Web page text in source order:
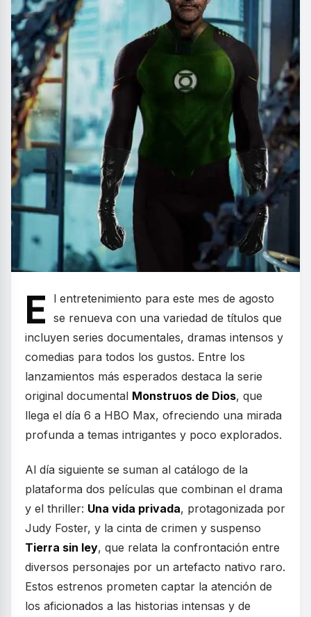
E
l entretenimiento para este mes de agosto
se renueva con una variedad de títulos que
incluyen series documentales, dramas intensos y
comedias para todos los gustos. Entre los
lanzamientos más esperados destaca la serie
original documental Monstruos de Dios, que
llega el día 6 a HBO Max, ofreciendo una mirada
profunda a temas intrigantes y poco explorados.
Al día siguiente se suman al catálogo de la
plataforma dos películas que combinan el drama
y el thriller: Una vida privada, protagonizada por
Judy Foster, y la cinta de crimen y suspenso
Tierra sin ley, que relata la confrontación entre
diversos personajes por un artefacto nativo raro.
Estos estrenos prometen captar la atención de
los aficionados a las historias intensas y de